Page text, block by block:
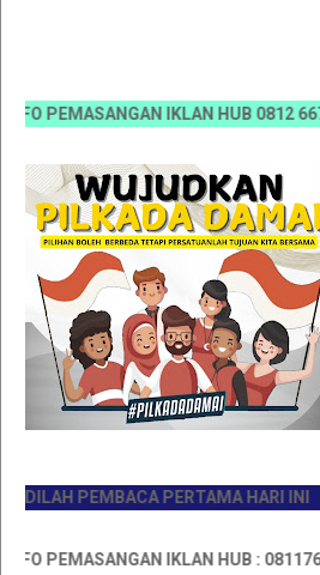
PEMASANGAN IKLAN HUB 0812
PEMBACA PERTAMA HARI INI
PEMASANGAN IKLAN HUB : 0811767335